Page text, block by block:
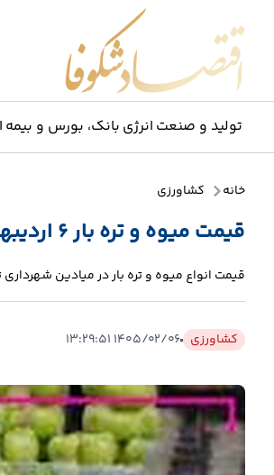
تولید و صنعت انرژی بانک، بورس و بیمه
خانه کشاورزی
قیمت میوه و تره بار ۶ اردیبهشت ۱۴۰۵
قیمت انواع میوه و تره بار در میادین
کشاورزی ۱۴۰۵/۰۲/۰۶ ۱۳:۲۹:۵۱